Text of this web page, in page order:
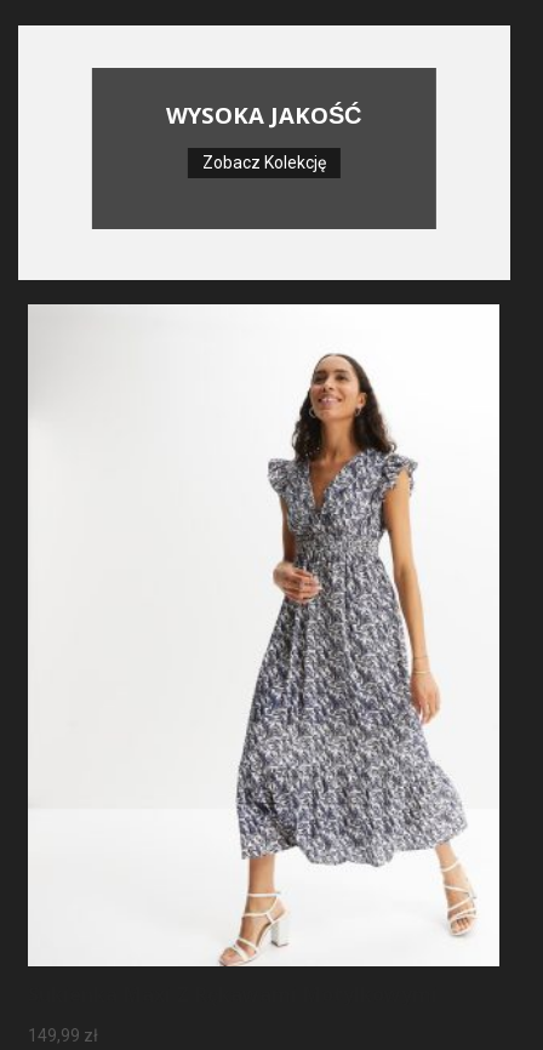
WYSOKA JAKOŚĆ
Zobacz Kolekcję
149,99 zł